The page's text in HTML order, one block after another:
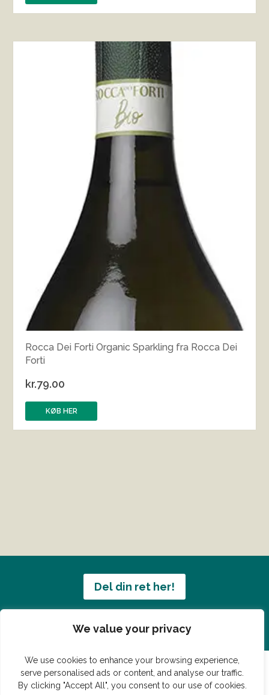
We value your privacy
We use cookies to enhance your browsing experience,
serve personalised ads or content, and analyse our traffic.
By clicking "Accept All", you consent to our use of cookies.
Rocca Dei Forti Organic Sparkling fra Rocca Dei
Forti
kr.79.00
KØB HER
Del din ret her!
Har du en konge ret du vil dele?
© Vildmedmad.dk 2019. God og nem mad!